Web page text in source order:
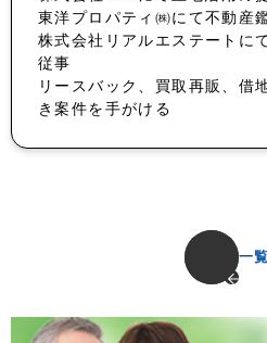
東洋プロパティ㈱にて不動産
株式会社リアルエステートに
従事
リースバック、買取再販、借
き案件を手がける
一